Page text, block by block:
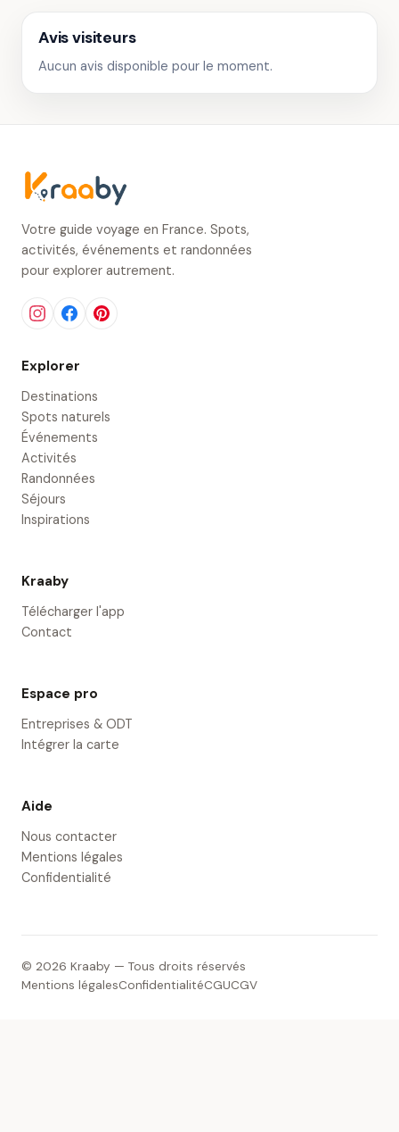
Avis visiteurs
Aucun avis disponible pour le moment.
Votre guide voyage en France. Spots,
activités, événements et randonnées
pour explorer autrement.
Explorer
Destinations
Spots naturels
Événements
Activités
Randonnées
Séjours
Inspirations
Kraaby
Télécharger l'app
Contact
Espace pro
Entreprises & ODT
Intégrer la carte
Aide
Nous contacter
Mentions légales
Confidentialité
© 2026 Kraaby — Tous droits réservés
Mentions légalesConfidentialitéCGUCGV